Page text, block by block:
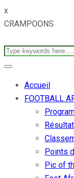
x
CRAMPOONS
Accueil
FOOTBALL
Points
Pic of